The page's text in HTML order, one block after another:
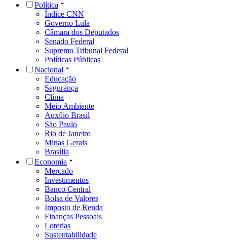
Política
Índice CNN
Governo Lula
Câmara dos Deputados
Senado Federal
Supremo Tribunal Federal
Políticas Públicas
Nacional
Educação
Segurança
Clima
Meio Ambiente
Auxílio Brasil
São Paulo
Rio de Janeiro
Minas Gerais
Brasília
Economia
Mercado
Investimentos
Banco Central
Bolsa de Valores
Imposto de Renda
Finanças Pessoais
Loterias
Sustentabilidade